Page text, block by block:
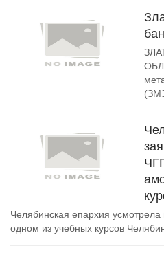
Челябинская епархия усмотрела
одном из учебных курсов